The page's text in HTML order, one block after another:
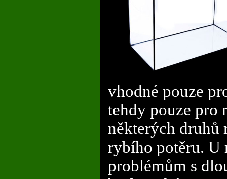
vhodné pouze
tehdy pouze pro
některých druhů
rybího potěru. U
problémům s